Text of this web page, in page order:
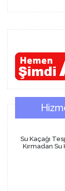
Su Kaçağı
Kırmadan Su